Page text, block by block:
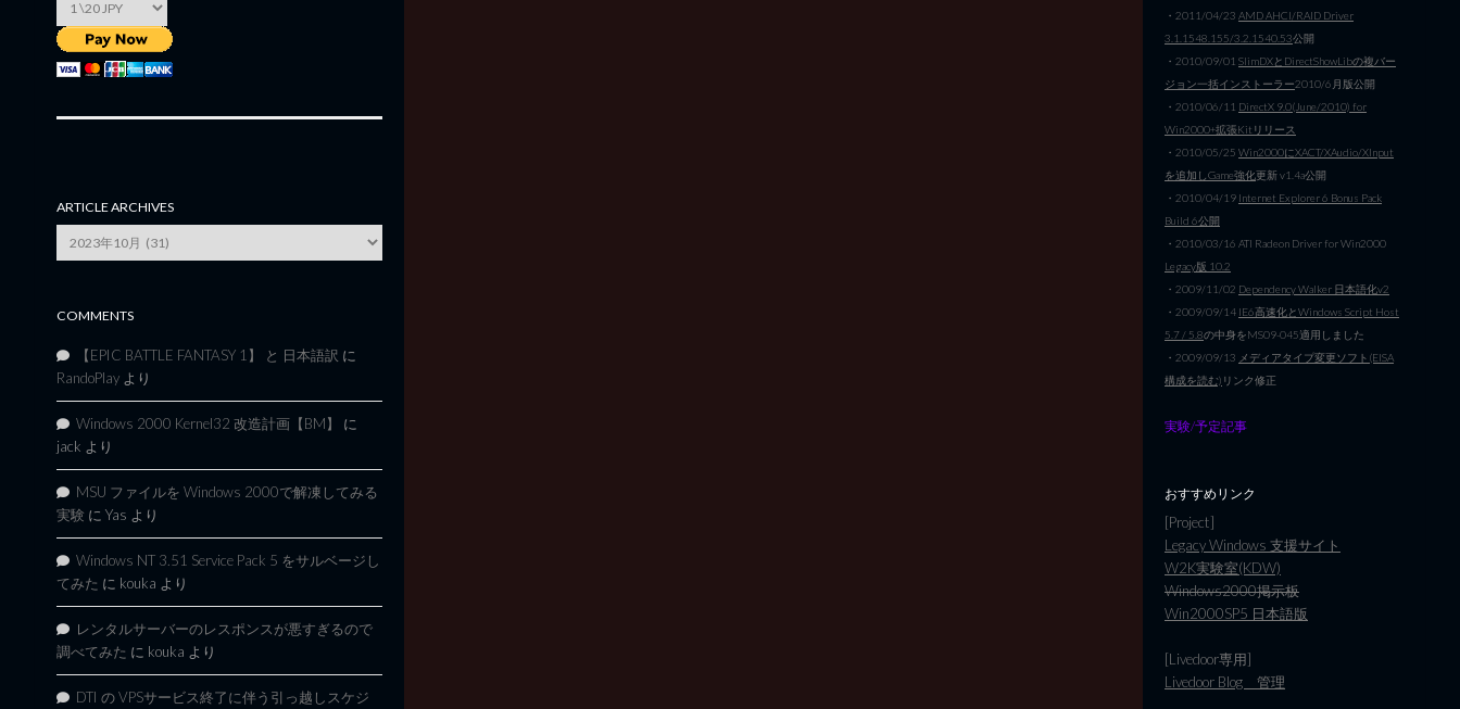
ARTICLE ARCHIVES
Archives
COMMENTS
【EPIC BATTLE FANTASY 1】 と 日本語訳 に
RandoPlay より
Windows 2000 Kernel32 改造計画【BM】
に
jack より
MSU ファイルを Windows 2000で解凍してみる
実験 に Yas より
Windows NT 3.51 Service Pack 5 をサルベージし
てみた に kouka より
レンタルサーバーのレスポンスが悪すぎるので
調べてみた に kouka より
DTI の VPSサービス終了に伴う引っ越しスケジ
・2011/04/23 AMD AHCI/RAID Driver
3.1.1548.155/3.2.1540.53公開
・2010/09/01 SlimDXとDirectShowLibの複バー
ジョン一括インストーラー2010/6月版公開
・2010/06/11 DirectX 9.0(June/2010) for
Win2000+拡張Kitリリース
・2010/05/25 Win2000にXACT/XAudio/XInput
を追加しGame強化更新 v1.4a公開
・2010/04/19 Internet Explorer 6 Bonus Pack
Build 6公開
・2010/03/16 ATI Radeon Driver for Win2000
Legacy版 10.2
・2009/11/02 Dependency Walker 日本語化v2
・2009/09/14 IE6高速化とWindows Script Host
5.7 / 5.8の中身をMS09-045適用しました
・2009/09/13 メディアタイプ変更ソフト(EISA
構成を読む) リンク修正
実験/予定記事
おすすめリンク
[Project]
Legacy Windows 支援サイト
W2K実験室(KDW)
Windows2000掲示板
Win2000SP5 日本語版
[Livedoor専用]
Livedoor Blog 管理